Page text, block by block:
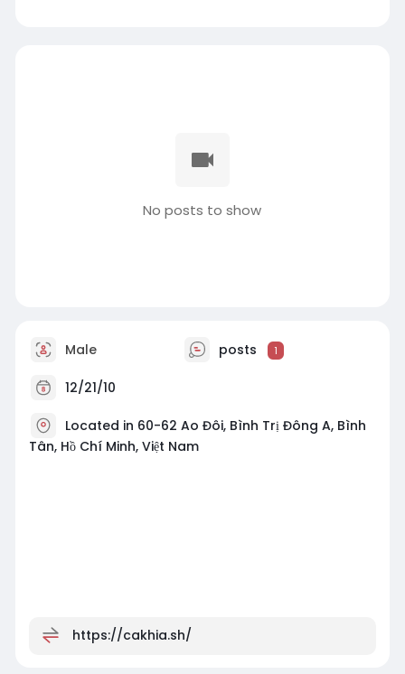
No posts to show
Male posts 1
12/21/10
Located in 60-62 Ao Đôi, Bình Trị Đông A, Bình
Tân, Hồ Chí Minh, Việt Nam
https://cakhia.sh/